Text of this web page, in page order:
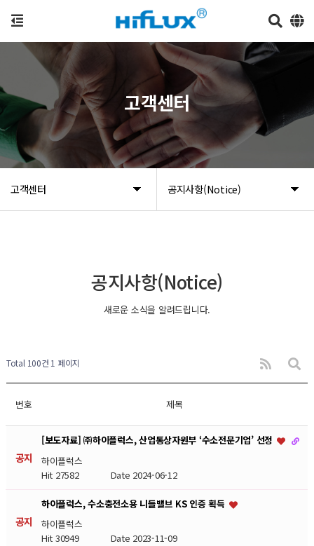
고객센터 공지사항(Notice)
고객센터
공지사항(Notice)
새로운 소식을 알려드립니다.
Total 100건 1 페이지
번호 제목
공지
[보도자료] ㈜하이플럭스, 산업통상자원부 ‘수소전문기업’ 선정
하이플럭스
Hit 27582 Date 2024-06-12
공지
하이플럭스, 수소충전소용 니들밸브 KS 인증 획득
하이플럭스
Hit 30949 Date 2023-11-09